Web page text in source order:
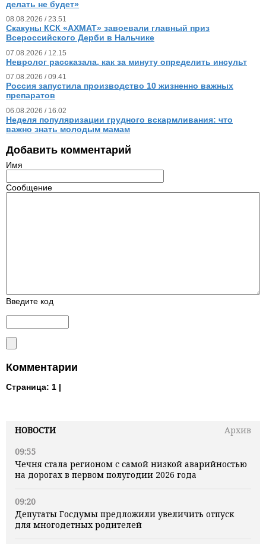
НОВОСТИ
Архив
09:55
Чечня стала регионом с самой низкой аварийностью
на дорогах в первом полугодии 2026 года
09:20
Депутаты Госдумы предложили увеличить отпуск
для многодетных родителей
делать не будет»
08.08.2026 / 23.51
Скакуны КСК «АХМАТ» завоевали главный приз
Всероссийского Дерби в Нальчике
07.08.2026 / 12.15
Невролог рассказала, как за минуту определить инсульт
07.08.2026 / 09.41
Россия запустила производство 10 жизненно важных
препаратов
06.08.2026 / 16.02
Неделя популяризации грудного вскармливания: что
важно знать молодым мамам
Добавить комментарий
Имя
Сообщение
Введите код
Комментарии
Страница: 1 |